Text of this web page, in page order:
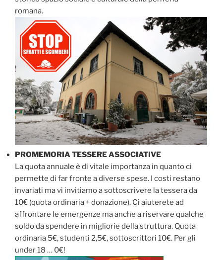
romana.
PROMEMORIA TESSERE ASSOCIATIVE
La quota annuale è di vitale importanza in quanto ci
permette di far fronte a diverse spese. I costi restano
invariati ma vi invitiamo a sottoscrivere la tessera da
10€ (quota ordinaria + donazione). Ci aiuterete ad
affrontare le emergenze ma anche a riservare qualche
soldo da spendere in migliorie della struttura. Quota
ordinaria 5€, studenti 2,5€, sottoscrittori 10€. Per gli
under 18 … 0€!